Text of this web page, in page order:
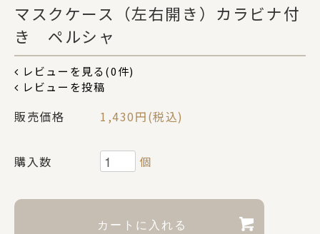
ポーチ
ステーショナリー
コスメグッズ
マスクケース（左右開き）カラビナ付
き ペルシャ
レビューを見る(0件)
レビューを投稿
販売価格 1,430円(税込)
購入数 個